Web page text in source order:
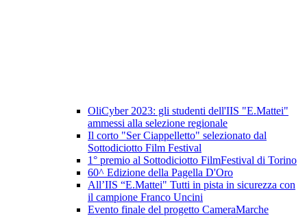
OliCyber 2023: gli studenti dell'IIS "E.Mattei"
ammessi alla selezione regionale
Il corto "Ser Ciappelletto" selezionato dal
Sottodiciotto Film Festival
1° premio al Sottodiciotto FilmFestival di Torino
60^ Edizione della Pagella D'Oro
All’IIS “E.Mattei" Tutti in pista in sicurezza con
il campione Franco Uncini
Evento finale del progetto CameraMarche